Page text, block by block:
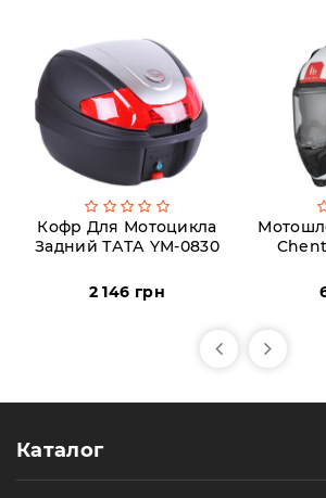
Кофр Для Мотоцикла
Задний ТАТА YM-0830
2 146 грн
Каталог